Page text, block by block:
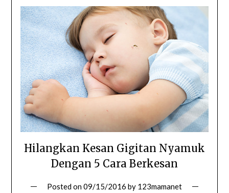
Hilangkan Kesan Gigitan Nyamuk
Dengan 5 Cara Berkesan
Posted on09/15/2016 by 123mamanet